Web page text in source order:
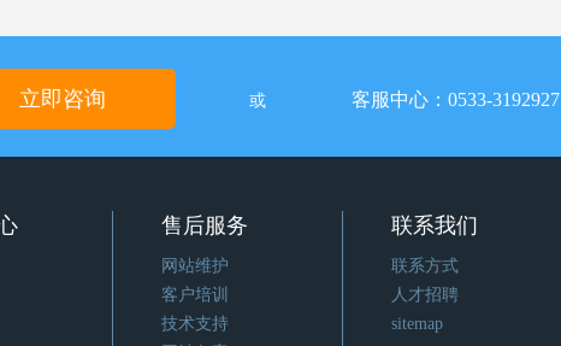
立即咨询 或 客服中心：0533-3192927
售后服务
网站维护
客户培训
技术支持
联系我们
联系方式
人才招聘
sitemap